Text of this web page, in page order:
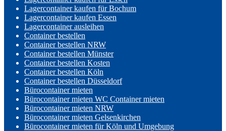
Lagercontainer kaufen für Bochum
Lagercontainer kaufen Essen
Lagercontainer ausleihen
Container bestellen
Container bestellen NRW
Container bestellen Münster
Container bestellen Kosten
Container bestellen Köln
Container bestellen Düsseldorf
Bürocontainer mieten
Bürocontainer mieten WC Container mieten
Bürocontainer mieten NRW
Bürocontainer mieten Gelsenkirchen
Bürocontainer mieten für Köln und Umgebung